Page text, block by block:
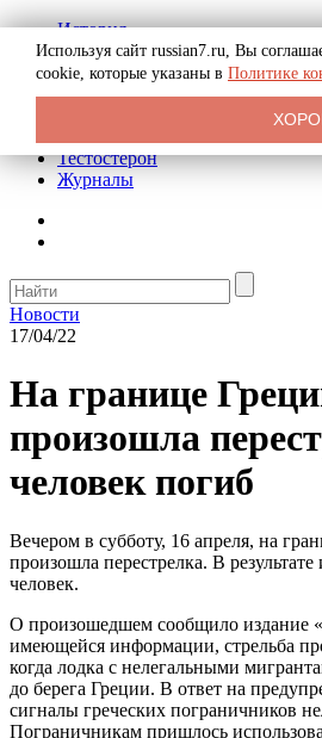
История
Биография
Криминал
Реклама на сайте
Тестостерон
Журналы
Новости
17/04/22
На границе
произошла
человек погиб
Вечером в субботу, 16 апреля, на
произошла перестрелка. В
человек.
О произошедшем сообщило издание
имеющейся информации, стрельба
когда лодка с нелегальными
до берега Греции. В ответ на
сигналы греческих пограничников
Пограничникам пришлось
Используя сайт russian7.ru, Вы
cookie, которые указаны в Политике